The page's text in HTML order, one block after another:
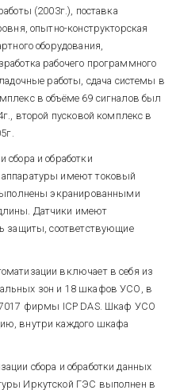
(2003г.), поставка
опытно-конструкторская
оборудования,
рабочего программного
работы, сдача системы в
в объёме 69 сигналов был
второй пусковой комплекс в
сбора и обработки
имеют токовый
экранированными
Датчики имеют
защиты, соответствующие
включает в себя из
зон и 18 шкафов УСО, в
фирмы ICP DAS. Шкаф УСО
внутри каждого шкафа
сбора и обработки данных
Иркутской ГЭС выполнен в